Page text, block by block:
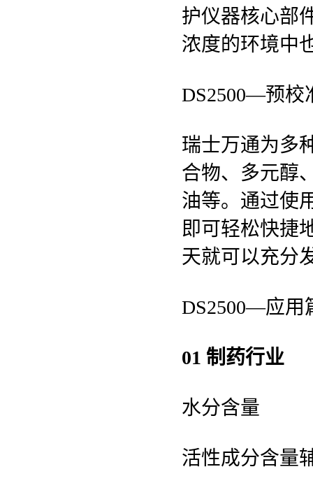
护仪器核心部
浓度的环境中
DS2500—预校
瑞士万通为多
合物、多元醇
油等。通过使
即可轻松快捷
天就可以充分
DS2500—应用
01 制药行业
水分含量
活性成分含量